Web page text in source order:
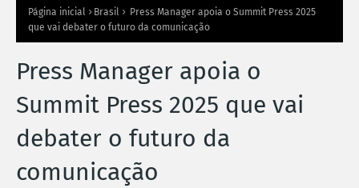
Página inicial Brasil
Press Manager apoia o Summit Press 2025
que vai debater o futuro da comunicação
Press Manager apoia o
Summit Press 2025 que vai
debater o futuro da
comunicação